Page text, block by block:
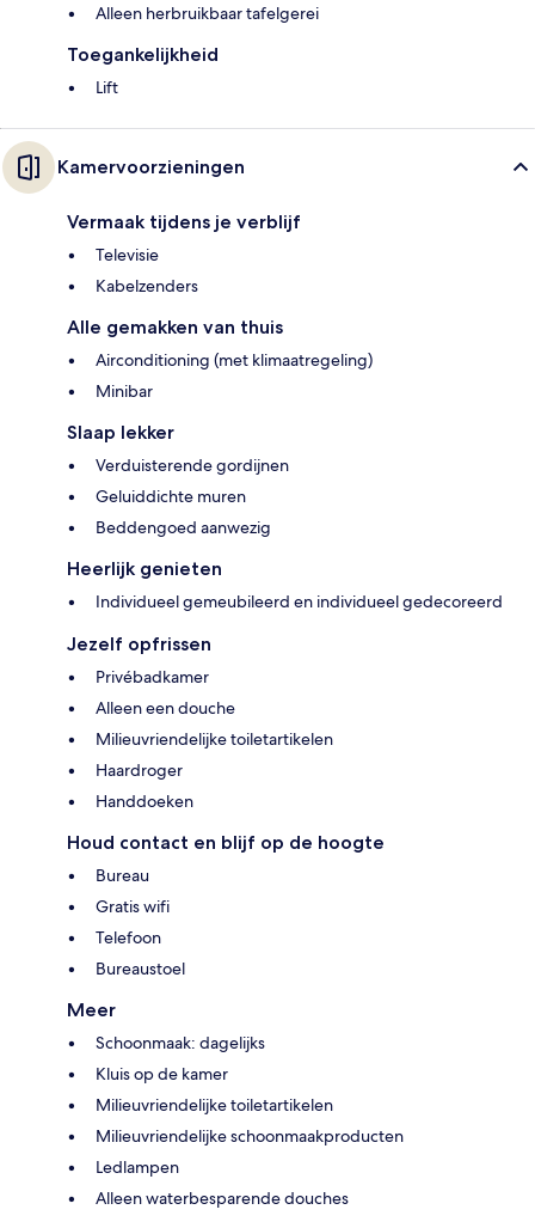
Alleen herbruikbaar tafelgerei
Toegankelijkheid
Lift
Kamervoorzieningen
Vermaak tijdens je verblijf
Televisie
Kabelzenders
Alle gemakken van thuis
Airconditioning (met klimaatregeling)
Minibar
Slaap lekker
Verduisterende gordijnen
Geluiddichte muren
Beddengoed aanwezig
Heerlijk genieten
Individueel gemeubileerd en individueel gedecoreerd
Jezelf opfrissen
Privébadkamer
Alleen een douche
Milieuvriendelijke toiletartikelen
Haardroger
Handdoeken
Houd contact en blijf op de hoogte
Bureau
Gratis wifi
Telefoon
Bureaustoel
Meer
Schoonmaak: dagelijks
Kluis op de kamer
Milieuvriendelijke toiletartikelen
Milieuvriendelijke schoonmaakproducten
Ledlampen
Alleen waterbesparende douches